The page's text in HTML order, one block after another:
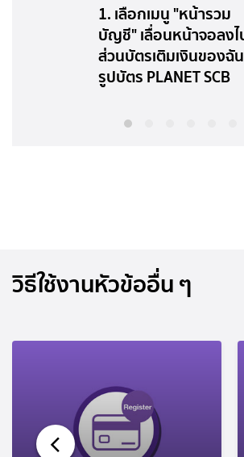
1. เลือกเมนู "หน้ารวม
บัญชี" เลื่อนหน้าจอลง
ส่วนบัตรเติมเงินของฉั
รูปบัตร PLANET SCB
วิธีใช้งานหัวข้ออื่น ๆ